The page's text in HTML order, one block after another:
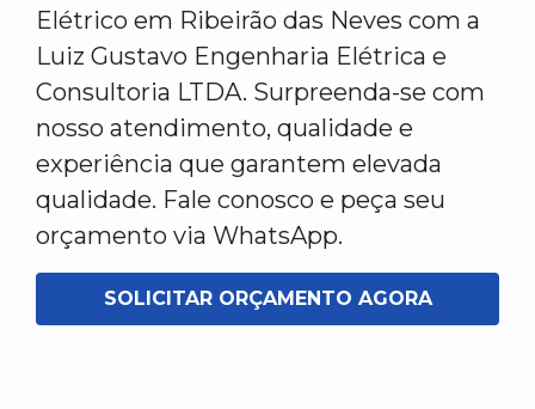
Elétrico em Ribeirão das Neves com a
Luiz Gustavo Engenharia Elétrica e
Consultoria LTDA. Surpreenda-se com
nosso atendimento, qualidade e
experiência que garantem elevada
qualidade. Fale conosco e peça seu
orçamento via WhatsApp.
SOLICITAR ORÇAMENTO AGORA